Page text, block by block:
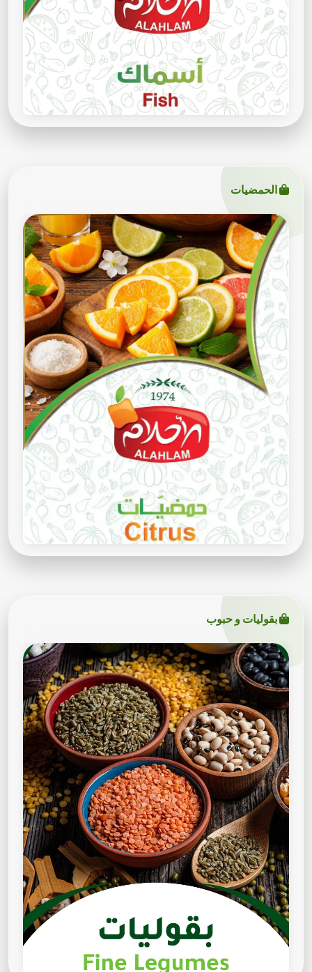
الحمضيات
بقوليات و حبوب